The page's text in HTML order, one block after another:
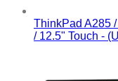
ThinkPad A285
/ 12.5" Touch -